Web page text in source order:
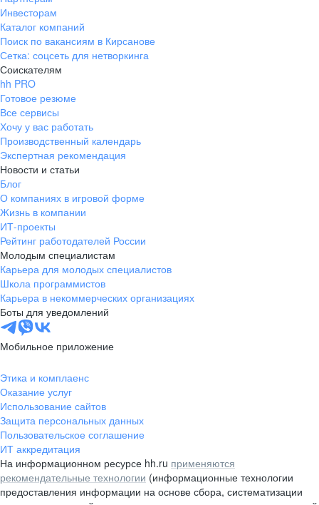
Инвесторам
Каталог компаний
Поиск по вакансиям в Кирсанове
Сетка: соцсеть для нетворкинга
Соискателям
hh PRO
Готовое резюме
Все сервисы
Хочу у вас работать
Производственный календарь
Экспертная рекомендация
Новости и статьи
Блог
О компаниях в игровой форме
Жизнь в компании
ИТ-проекты
Рейтинг работодателей России
Молодым специалистам
Карьера для молодых специалистов
Школа программистов
Карьера в некоммерческих организациях
Боты для уведомлений
Мобильное приложение
Этика и комплаенс
Оказание услуг
Использование сайтов
Защита персональных данных
Пользовательское соглашение
ИТ аккредитация
На информационном ресурсе hh.ru применяются
рекомендательные технологии (информационные технологии
предоставления информации на основе сбора, систематизации